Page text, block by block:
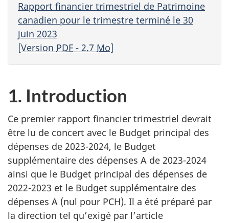
Rapport financier trimestriel de Patrimoine
canadien pour le trimestre terminé le 30
juin 2023
[Version PDF - 2.7 Mo]
1. Introduction
Ce premier rapport financier trimestriel devrait
être lu de concert avec le Budget principal des
dépenses de 2023-2024, le Budget
supplémentaire des dépenses A de 2023-2024
ainsi que le Budget principal des dépenses de
2022-2023 et le Budget supplémentaire des
dépenses A (nul pour PCH). Il a été préparé par
la direction tel qu’exigé par l’article